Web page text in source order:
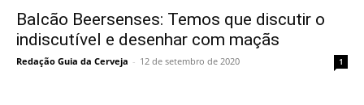
Balcão Beersenses: Temos que discutir o
indiscutível e desenhar com maçãs
Redação Guia da Cerveja - 12 de setembro de 2020 1